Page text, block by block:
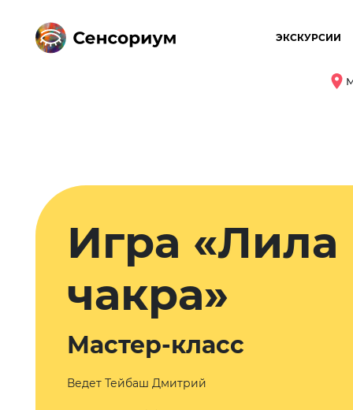
ЭКСКУРСИИ
Игра «Лила
чакра»
Мастер-класс
Ведет Тейбаш Дмитрий